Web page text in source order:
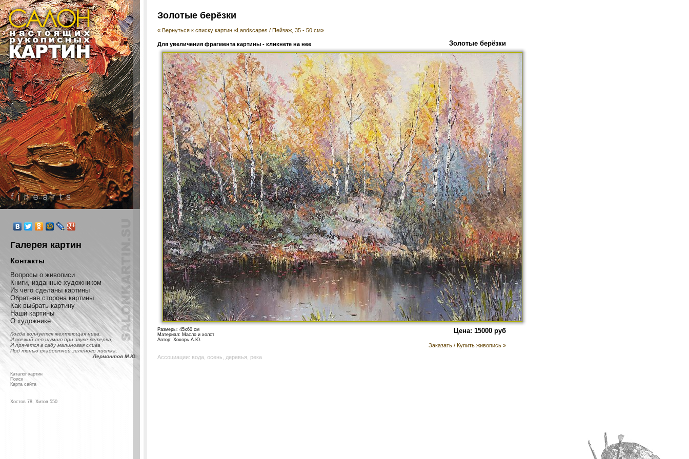
Галерея картин
Контакты
Вопросы о живописи
Книги, изданные художником
Из чего сделаны картины
Обратная сторона картины
Как выбрать картину
Наши картины
О художнике
Когда волнуется желтеющая нива,
И свежий лес шумит при звуке ветерка,
И прячется в саду малиновая слива
Под тенью сладостной зеленого листка.
Лермонтов М.Ю.
Каталог картин
Поиск
Карта сайта
Хостов 78, Хитов 550
Золотые берёзки
« Вернуться к списку картин «Landscapes / Пейзаж, 35 - 50 см»
Для увеличения фрагмента картины - кликнете на нее Золотые берёзки
Размеры: 45x60 см
Материал: Масло и холст
Автор: Хохорь А.Ю.
Цена: 15000 руб
Заказать / Купить живопись »
Ассоциации: вода, осень, деревья, река